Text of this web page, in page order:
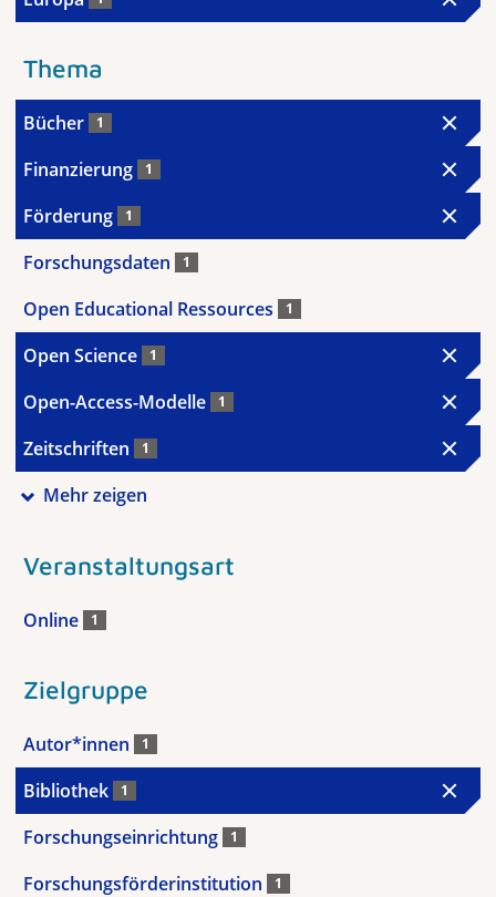
Thema
Bücher 1
Finanzierung 1
Förderung 1
Forschungsdaten 1
Open Educational Ressources 1
Open Science 1
Open-Access-Modelle 1
Zeitschriften 1
Mehr zeigen
Veranstaltungsart
Online 1
Zielgruppe
Autor*innen 1
Bibliothek 1
Forschungseinrichtung 1
Forschungsförderinstitution 1